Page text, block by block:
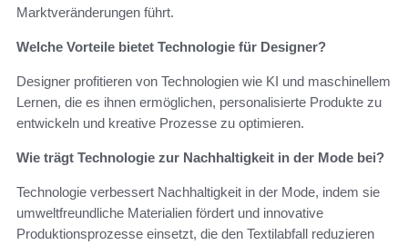
Marktveränderungen führt.
Welche Vorteile bietet Technologie für Designer?
Designer profitieren von Technologien wie KI und maschinellem
Lernen, die es ihnen ermöglichen, personalisierte Produkte zu
entwickeln und kreative Prozesse zu optimieren.
Wie trägt Technologie zur Nachhaltigkeit in der Mode bei?
Technologie verbessert Nachhaltigkeit in der Mode, indem sie
umweltfreundliche Materialien fördert und innovative
Produktionsprozesse einsetzt, die den Textilabfall reduzieren